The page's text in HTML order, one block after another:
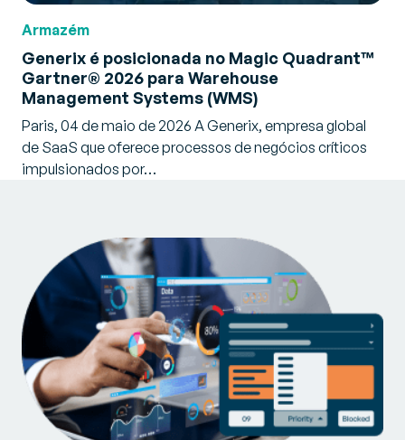
Armazém
Generix é posicionada no Magic Quadrant™
Gartner® 2026 para Warehouse
Management Systems (WMS)
Paris, 04 de maio de 2026 A Generix, empresa global
de SaaS que oferece processos de negócios críticos
impulsionados por…